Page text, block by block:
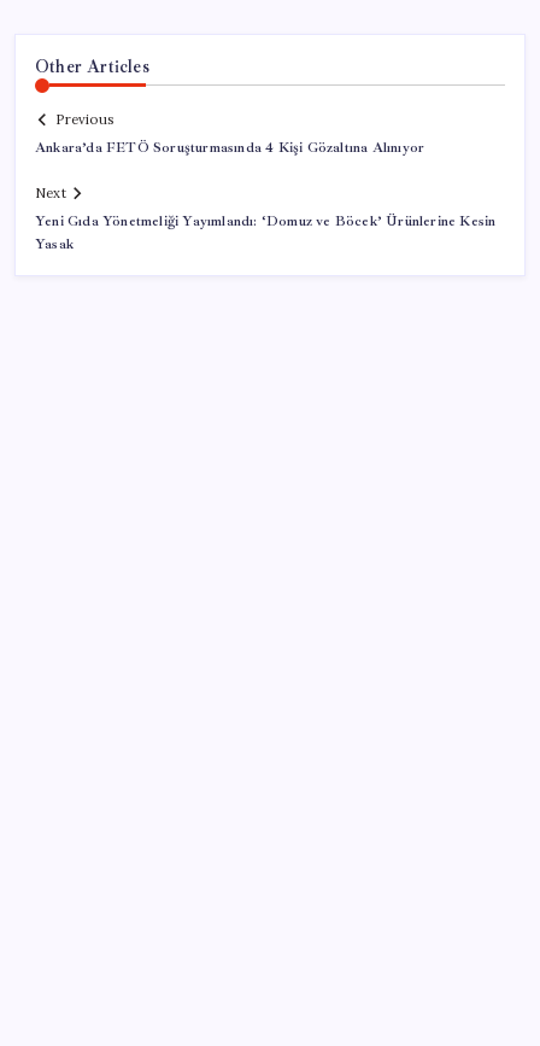
Other Articles
Previous
Ankara’da FETÖ Soruşturmasında 4 Kişi Gözaltına Alınıyor
Next
Yeni Gıda Yönetmeliği Yayımlandı: ‘Domuz ve Böcek’ Ürünlerine Kesin
Yasak